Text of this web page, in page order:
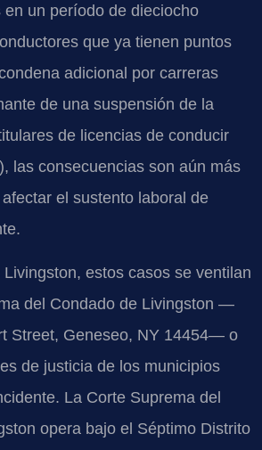
un período de dieciocho
que ya tienen puntos
adicional por carreras
de una suspensión de la
de licencias de conducir
las consecuencias son aún más
el sustento laboral de
estos casos se ventilan
del Condado de Livingston —
Street, Geneseo, NY 14454— o
de justicia de los municipios
La Corte Suprema del
opera bajo el Séptimo Distrito